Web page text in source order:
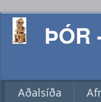
Aðalsíða